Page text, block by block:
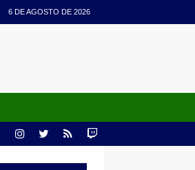
6 DE AGOSTO DE 2026